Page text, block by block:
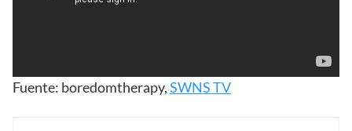
Fuente: boredomtherapy,SWNS TV